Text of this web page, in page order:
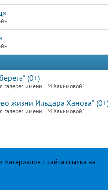
(0+)
галерея имени Г.М.Хакимовой"
жизни Ильдара Ханова" (0+)
галерея имени Г.М.Хакимовой"
с сайта ссылка на